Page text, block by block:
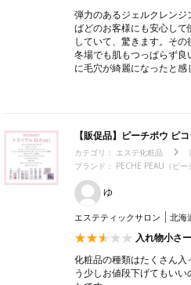
弾力のあるジェルクレン
ばどのお客様にも安心して
していて、驚きます。その
冬場でも肌もつっぱらず
に毛穴が綺麗になったと感
【販促品】ピーチポウ ピ
カテゴリ： エステ化粧品
ブランド： PECHE PEAU（ピ
ゆ
エステティックサロン 北海
入れ物小さ
化粧品の種類はたくさん
う少しお値段下げてもい